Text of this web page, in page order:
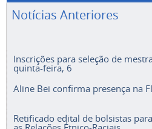
Notícias Anteriores
Inscrições para seleção de
quinta-feira, 6
Aline Bei confirma presença na
Retificado edital de bolsistas